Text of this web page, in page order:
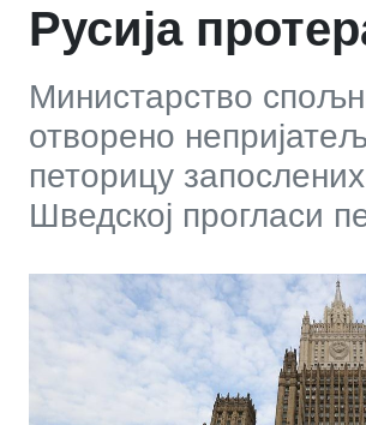
Русија
Министарство
отворено
петорицу
Шведској прогласи